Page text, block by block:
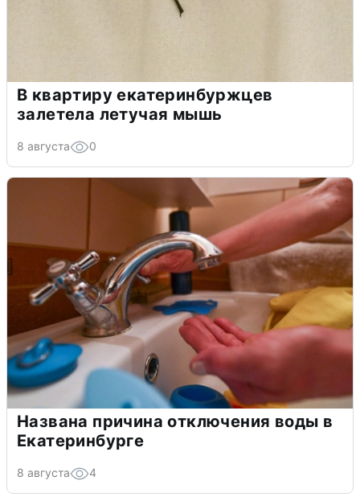
В квартиру екатеринбуржцев
залетела летучая мышь
8 августа 0
Названа причина отключения воды в
Екатеринбурге
8 августа 4